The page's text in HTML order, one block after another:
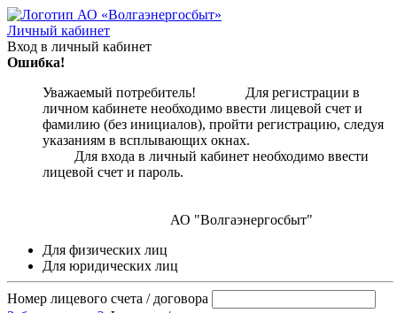
Личный кабинет
Вход в личный кабинет
Ошибка!
Уважаемый потребитель! Для регистрации в
личном кабинете необходимо ввести лицевой счет и
фамилию (без инициалов), пройти регистрацию, следуя
указаниям в всплывающих окнах.
Для входа в личный кабинет необходимо ввести
лицевой счет и пароль.
АО "Волгаэнергосбыт"
Для физических лиц
Для юридических лиц
Номер лицевого счета / договора